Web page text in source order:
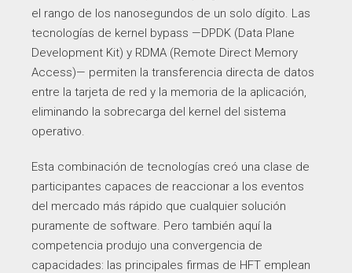
el rango de los nanosegundos de un solo dígito. Las
tecnologías de kernel bypass —DPDK (Data Plane
Development Kit) y RDMA (Remote Direct Memory
Access)— permiten la transferencia directa de datos
entre la tarjeta de red y la memoria de la aplicación,
eliminando la sobrecarga del kernel del sistema
operativo.
Esta combinación de tecnologías creó una clase de
participantes capaces de reaccionar a los eventos
del mercado más rápido que cualquier solución
puramente de software. Pero también aquí la
competencia produjo una convergencia de
capacidades: las principales firmas de HFT emplean